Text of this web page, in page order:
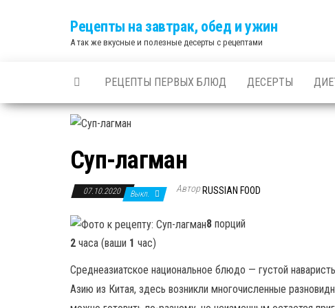
Рецепты на завтрак, обед и ужин
А так же вкусные и полезные десерты с рецептами
РЕЦЕПТЫ ПЕРВЫХ БЛЮД ДЕСЕРТЫ
Суп-лагман
07.10.2020 Выкл. Автор RUSSIAN FOOD
8 порций
2 часа (ваши 1 час)
Среднеазиатское национальное блюдо — густой
Азию из Китая, здесь возникли многочисленные